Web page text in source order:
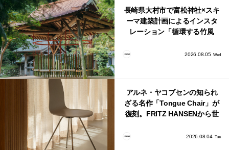
長崎県大村市で富松神社×スキ
ーマ建築計画によるインスタ
レーション「循環する竹風
2026.08.05 Wed
アルネ・ヤコブセンの知られ
ざる名作「Tongue Chair」が
復刻。FRITZ HANSENから世
2026.08.04 Tue